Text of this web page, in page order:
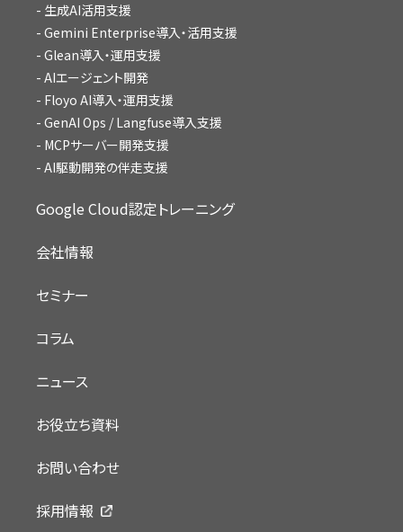
生成AI活用支援
Gemini Enterprise導入・活用支援
Glean導入・運用支援
AIエージェント開発
Floyo AI導入・運用支援
GenAI Ops / Langfuse導入支援
MCPサーバー開発支援
AI駆動開発の伴走支援
Google Cloud認定トレーニング
会社情報
セミナー
コラム
ニュース
お役立ち資料
お問い合わせ
採用情報